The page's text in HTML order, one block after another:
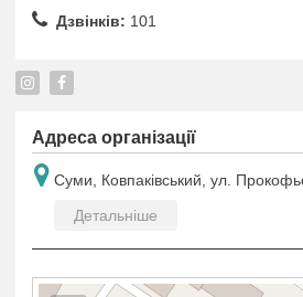
Дзвінків: 101
Адреса організації
Суми, Ковпаківський, ул.
Детальніше